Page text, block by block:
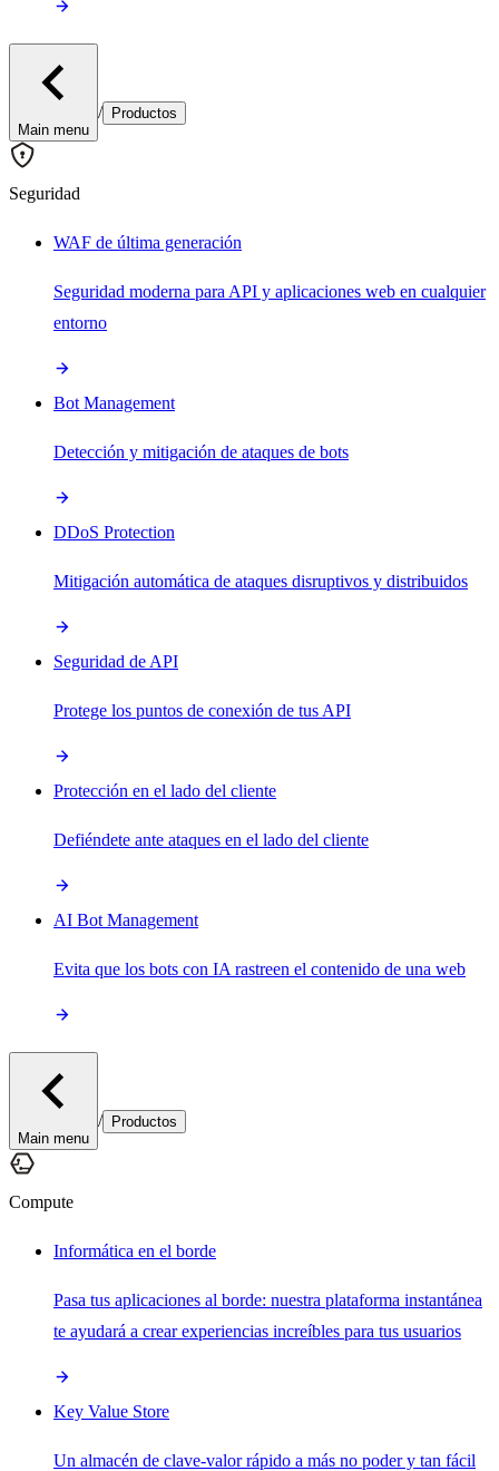
Main menu
/ Productos
Seguridad
WAF de última generación
Seguridad moderna para API y aplicaciones web en cualquier
entorno
Bot Management
Detección y mitigación de ataques de bots
DDoS Protection
Mitigación automática de ataques disruptivos y distribuidos
Seguridad de API
Protege los puntos de conexión de tus API
Protección en el lado del cliente
Defiéndete ante ataques en el lado del cliente
AI Bot Management
Evita que los bots con IA rastreen el contenido de una web
Main menu
/ Productos
Compute
Informática en el borde
Pasa tus aplicaciones al borde: nuestra plataforma instantánea
te ayudará a crear experiencias increíbles para tus usuarios
Key Value Store
Un almacén de clave-valor rápido a más no poder y tan fácil